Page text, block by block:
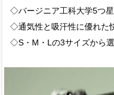
◇バージニア工科大学5つ
◇通気性と吸汗性に優れた
◇S・M・Lの3サイズから